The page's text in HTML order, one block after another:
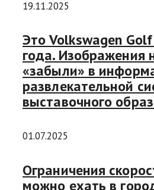
19.11.2025
Это Volkswagen
года. Изображения
«забыли» в
развлекательной
выставочного
01.07.2025
Ограничения
можно ехать в